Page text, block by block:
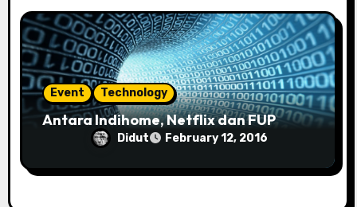
Event Technology
Antara Indihome, Netflix dan FUP
Didut February 12, 2016